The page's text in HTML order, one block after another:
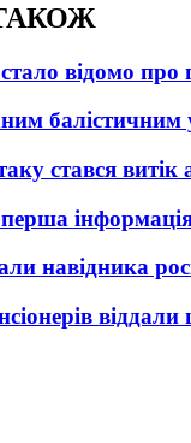
відомо про
балістичним
стався витік
навідника